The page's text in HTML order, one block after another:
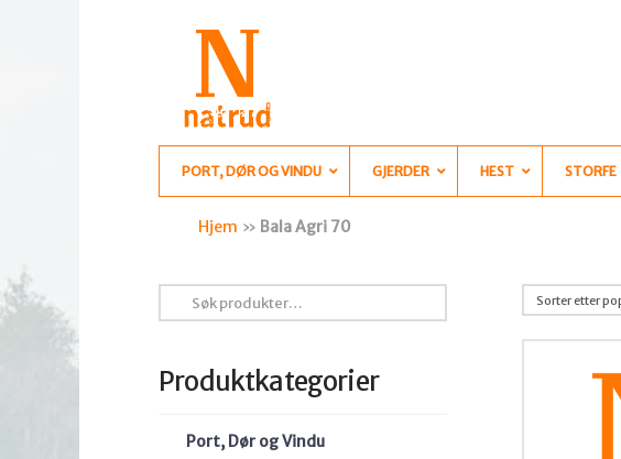
PORT, DØR OG VINDU GJERDER HEST STORFE
Hjem » Bala Agri 70
etter:
Produktkategorier
Port, Dør og Vindu